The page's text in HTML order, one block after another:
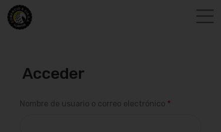
Acceder
Nombre de usuario o correo electrónico *